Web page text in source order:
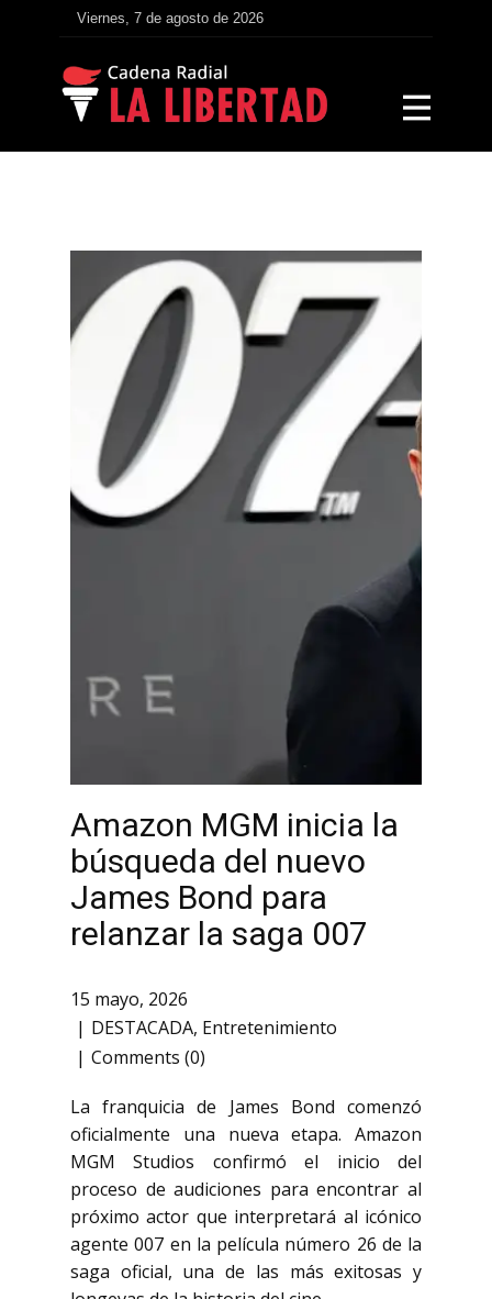
Viernes, 7 de agosto de 2026
Amazon MGM inicia la
búsqueda del nuevo
James Bond para
relanzar la saga 007
15 mayo, 2026
DESTACADA, Entretenimiento
Comments (0)
La franquicia de James Bond comenzó
oficialmente una nueva etapa. Amazon
MGM Studios confirmó el inicio del
proceso de audiciones para encontrar al
próximo actor que interpretará al icónico
agente 007 en la película número 26 de la
saga oficial, una de las más exitosas y